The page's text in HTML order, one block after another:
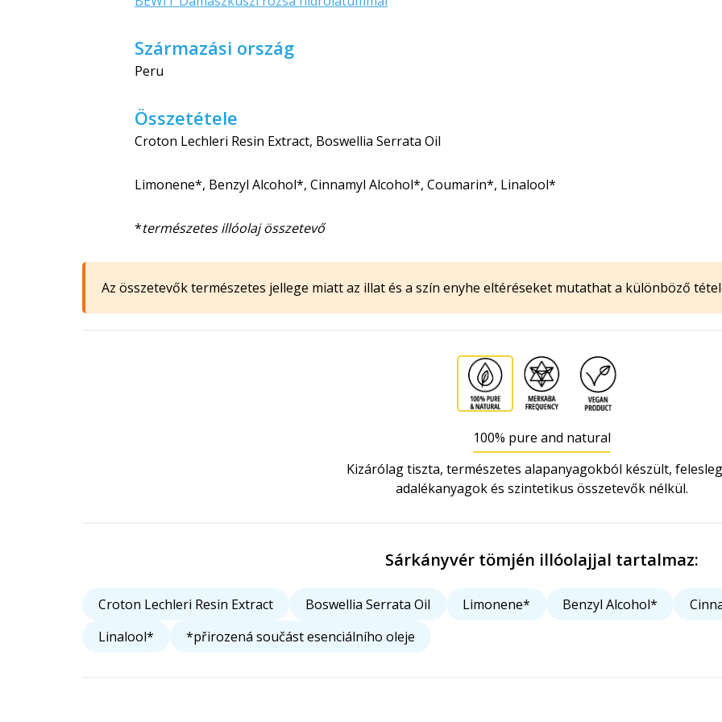
Származási ország
Peru
Összetétele
Croton Lechleri Resin Extract, Boswellia Serrata Oil
Limonene*, Benzyl Alcohol*, Cinnamyl Alcohol*, Coumarin*, Linalool*
*természetes illóolaj összetevő
Az összetevők természetes jellege miatt az illat és a szín enyhe eltéréseket mutathat a különböző
100% pure and natural
Kizárólag tiszta, természetes alapanyagokból készült,
adalékanyagok és szintetikus összetevők nélkül.
Sárkányvér tömjén illóolajjal tartalmaz:
Croton Lechleri Resin Extract Boswellia Serrata Oil Limonene* Benzyl Alcohol*
Linalool*
*přirozená součást esenciálního oleje